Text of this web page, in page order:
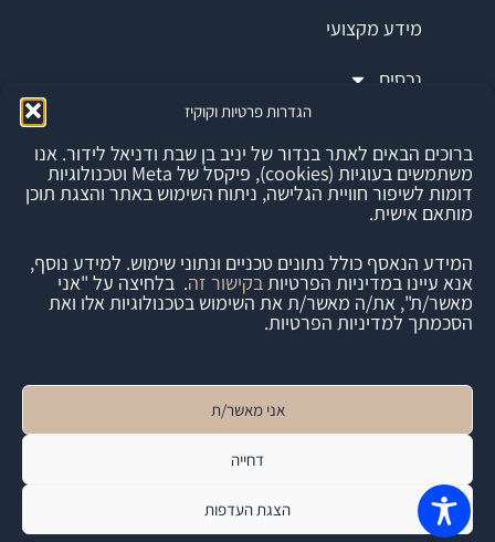
הגדרות פרטיות וקוקיז
ברוכים הבאים לאתר בנדור של יניב בן שבת ודניאל לידור. אנו
משתמשים בעוגיות (cookies), פיקסל של Meta וטכנולוגיות
דומות לשיפור חוויית הגלישה, ניתוח השימוש באתר והצגת תוכן
מותאם אישית.
המידע הנאסף כולל נתונים טכניים ונתוני שימוש. למידע נוסף,
אנא עיינו במדיניות הפרטיותבקישור זה. בלחיצה על "אני
מאשר/ת", את/ה מאשר/ת את השימוש בטכנולוגיות אלו ואת
הסכמתך למדיניות הפרטיות.
אני מאשר/ת
דחייה
הצגת העדפות
מידע מקצועי
נכסים
נדל״ן | יזמות | השקעות
הצהרת נגישותתקנון אתרמדיניות פרטיות